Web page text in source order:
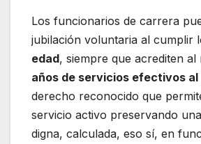
Los funcionarios de carrera
jubilación voluntaria al cumplir
edad, siempre que acrediten al
años de servicios efectivos al
derecho reconocido que
servicio activo preservando
digna, calculada, eso sí, en